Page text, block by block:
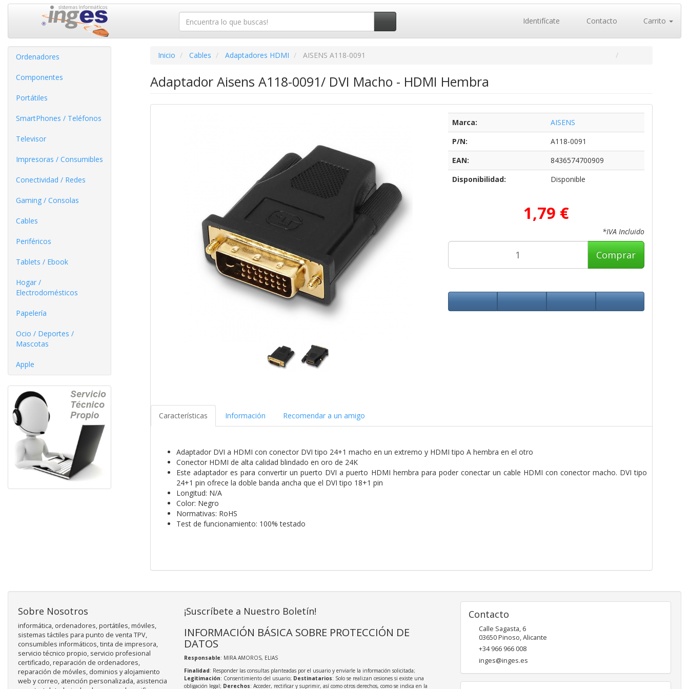
Identifícate Contacto Carrito
Ordenadores
Componentes
Portátiles
SmartPhones / Teléfonos
Televisor
Impresoras / Consumibles
Conectividad / Redes
Gaming / Consolas
Cables
Periféricos
Tablets / Ebook
Hogar /
Electrodomésticos
Papelería
Ocio / Deportes /
Mascotas
Apple
Inicio Cables Adaptadores HDMI AISENS A118-0091
Adaptador Aisens A118-0091/ DVI Macho - HDMI Hembra
Marca:
AISENS
P/N:
A118-0091
EAN:
8436574700909
Disponibilidad:
Disponible
1,79 €
*IVA Incluido
Comprar
Características Información Recomendar a un amigo
Adaptador DVI a HDMI con conector DVI tipo 24+1 macho en un extremo y HDMI tipo A hembra en el otro
Conector HDMI de alta calidad blindado en oro de 24K
Este adaptador es para convertir un puerto DVI a puerto HDMI hembra para poder conectar un cable HDMI con conector macho. DVI tipo
24+1 pin ofrece la doble banda ancha que el DVI tipo 18+1 pin
Longitud: N/A
Color: Negro
Normativas: RoHS
Test de funcionamiento: 100% testado
Sobre Nosotros
informática, ordenadores, portátiles, móviles,
sistemas táctiles para punto de venta TPV,
consumibles informáticos, tinta de impresora,
servicio técnico propio, servicio profesional
certificado, reparación de ordenadores,
reparación de móviles, dominios y alojamiento
web y correo, atención personalizada, asistencia
¡Suscríbete a Nuestro Boletín!
INFORMACIÓN BÁSICA SOBRE PROTECCIÓN DE
DATOS
Responsable: MIRA AMOROS, ELIAS
Finalidad: Responder las consultas planteadas por el usuario y enviarle la información solicitada;
Legitimación: Consentimiento del usuario; Destinatarios: Solo se realizan cesiones si existe una
obligación legal; Derechos: Acceder, rectificar y suprimir, así como otros derechos, como se indica en la
Contacto
Calle Sagasta, 6
03650Pinoso,Alicante
+34 966 966 008
inges@inges.es